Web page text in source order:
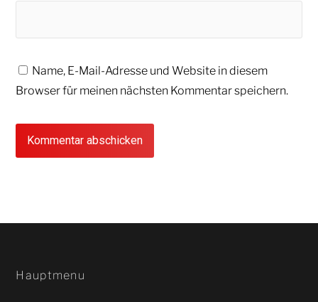
Name, E-Mail-Adresse und Website in diesem
Browser für meinen nächsten Kommentar speichern.
Hauptmenu